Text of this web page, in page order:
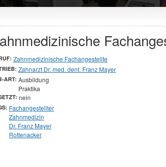
Zahnmedizinische Fachangestellte
Zahnarzt Dr. med. dent. Franz Mayer
ART: Ausbildung
Praktika
nein
Fachangestellter
Zahnmedizin
Dr. Franz Mayer
Rottenacker